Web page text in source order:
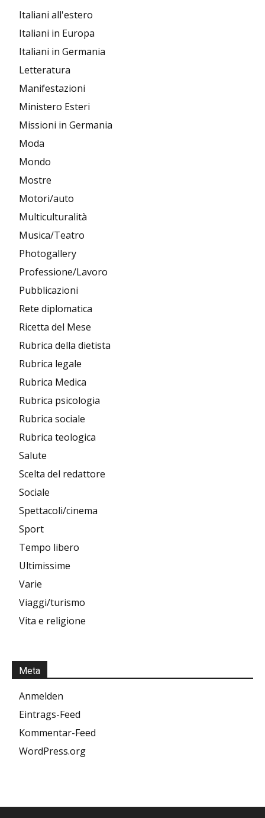
Italiani all'estero
Italiani in Europa
Italiani in Germania
Letteratura
Manifestazioni
Ministero Esteri
Missioni in Germania
Moda
Mondo
Mostre
Motori/auto
Multiculturalità
Musica/Teatro
Photogallery
Professione/Lavoro
Pubblicazioni
Rete diplomatica
Ricetta del Mese
Rubrica della dietista
Rubrica legale
Rubrica Medica
Rubrica psicologia
Rubrica sociale
Rubrica teologica
Salute
Scelta del redattore
Sociale
Spettacoli/cinema
Sport
Tempo libero
Ultimissime
Varie
Viaggi/turismo
Vita e religione
Meta
Anmelden
Eintrags-Feed
Kommentar-Feed
WordPress.org